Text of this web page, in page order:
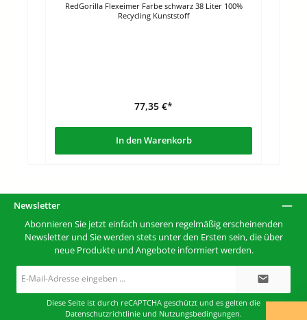
RedGorilla Flexeimer Farbe schwarz 38 Liter 100%
Recycling Kunststoff
77,35 €*
In den Warenkorb
Newsletter
Abonnieren Sie jetzt einfach unseren regelmäßig erscheinenden
Newsletter und Sie werden stets unter den Ersten sein, die über
neue Produkte und Angebote informiert werden.
Diese Seite ist durch reCAPTCHA geschützt und es gelten die
Datenschutzrichtlinie und Nutzungsbedingungen.